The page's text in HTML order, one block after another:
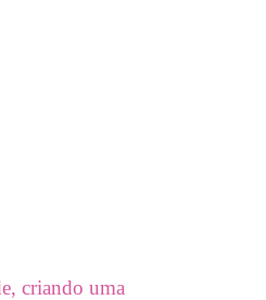
criando uma